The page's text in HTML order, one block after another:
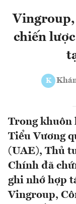
Vingroup,
chiến
K
Trong khuôn
Tiểu Vương
(UAE), Thủ
Chính đã
ghi nhớ hợp
Vingroup,